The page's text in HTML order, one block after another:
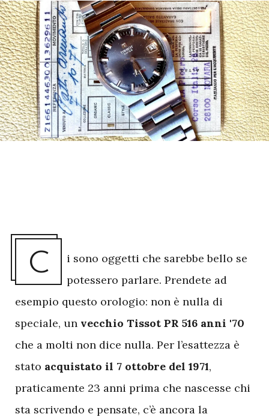
C
i sono oggetti che sarebbe bello se
potessero parlare. Prendete ad
esempio questo orologio: non è nulla di
speciale, un vecchio Tissot PR 516 anni '70
che a molti non dice nulla. Per l’esattezza è
stato acquistato il 7 ottobre del 1971,
praticamente 23 anni prima che nascesse chi
sta scrivendo e pensate, c’è ancora la